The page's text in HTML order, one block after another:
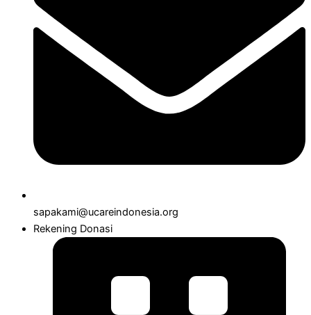
sapakami@ucareindonesia.org
Rekening Donasi